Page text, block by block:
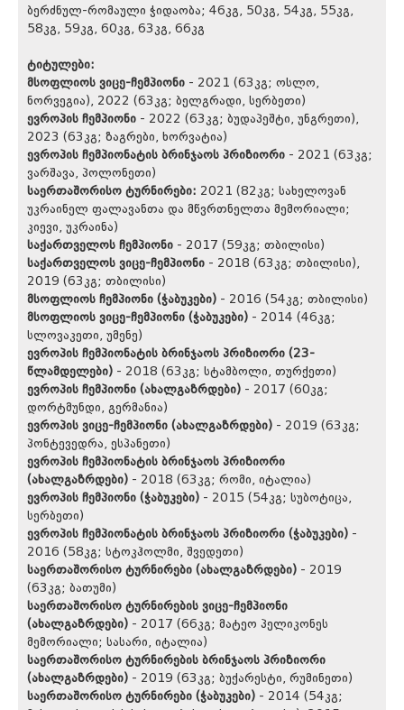
ბერძნულ-რომაული ჭიდაობა; 46კგ, 50კგ, 54კგ, 55კგ,
58კგ, 59კგ, 60კგ, 63კგ, 66კგ
ტიტულები:
მსოფლიოს ვიცე-ჩემპიონი - 2021 (63კგ; ოსლო,
ნორვეგია), 2022 (63კგ; ბელგრადი, სერბეთი)
ევროპის ჩემპიონი - 2022 (63კგ; ბუდაპეშტი, უნგრეთი),
2023 (63კგ; ზაგრები, ხორვატია)
ევროპის ჩემპიონატის ბრინჯაოს პრიზიორი - 2021 (63კგ;
ვარშავა, პოლონეთი)
საერთაშორისო ტურნირები: 2021 (82კგ; სახელოვან
უკრაინელ ფალავანთა და მწვრთნელთა მემორიალი;
კიევი, უკრაინა)
საქართველოს ჩემპიონი - 2017 (59კგ; თბილისი)
საქართველოს ვიცე-ჩემპიონი - 2018 (63კგ; თბილისი),
2019 (63კგ; თბილისი)
მსოფლიოს ჩემპიონი (ჭაბუკები) - 2016 (54კგ; თბილისი)
მსოფლიოს ვიცე-ჩემპიონი (ჭაბუკები) - 2014 (46კგ;
სლოვაკეთი, უმენე)
ევროპის ჩემპიონატის ბრინჯაოს პრიზიორი (23-
წლამდელები) - 2018 (63კგ; სტამბოლი, თურქეთი)
ევროპის ჩემპიონი (ახალგაზრდები) - 2017 (60კგ;
დორტმუნდი, გერმანია)
ევროპის ვიცე-ჩემპიონი (ახალგაზრდები) - 2019 (63კგ;
პონტევედრა, ესპანეთი)
ევროპის ჩემპიონატის ბრინჯაოს პრიზიორი
(ახალგაზრდები) - 2018 (63კგ; რომი, იტალია)
ევროპის ჩემპიონი (ჭაბუკები) - 2015 (54კგ; სუბოტიცა,
სერბეთი)
ევროპის ჩემპიონატის ბრინჯაოს პრიზიორი (ჭაბუკები) -
2016 (58კგ; სტოკჰოლმი, შვედეთი)
საერთაშორისო ტურნირები (ახალგაზრდები) - 2019
(63კგ; ბათუმი)
საერთაშორისო ტურნირების ვიცე-ჩემპიონი
(ახალგაზრდები) - 2017 (66კგ; მატეო პელიკონეს
მემორიალი; სასარი, იტალია)
საერთაშორისო ტურნირების ბრინჯაოს პრიზიორი
(ახალგაზრდები) - 2019 (63კგ; ბუქარესტი, რუმინეთი)
საერთაშორისო ტურნირები (ჭაბუკები) - 2014 (54კგ;